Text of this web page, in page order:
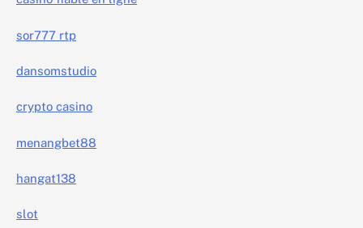
sor777 rtp
dansomstudio
crypto casino
menangbet88
hangat138
slot